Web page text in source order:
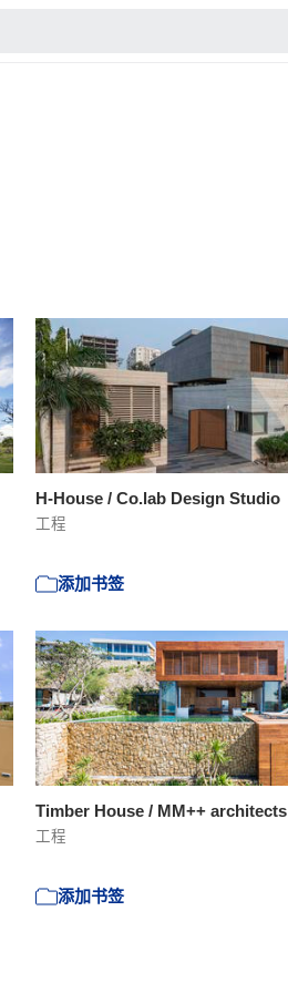
H-House / Co.lab Design Studio
工程
添加书签
Timber House / MM++ architects
工程
添加书签